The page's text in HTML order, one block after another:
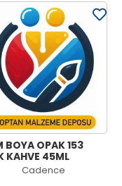
BOYA OPAK 153
KAHVE 45ML
Cadence